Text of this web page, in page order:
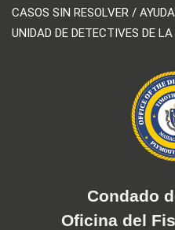
CASOS SIN RESOLVER /
UNIDAD DE DETECTIVES DE
Condado
Oficina del